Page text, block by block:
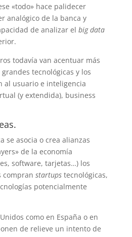
«todo» hace palidecer
analógico de la banca y
de analizar el big data
todavía van acentuar más
tecnológicas y los
al usuario e inteligencia
(y extendida), business
se asocia o crea alianzas
de la economía
software, tarjetas…) los
compran startupstecnológicas,
potencialmente
como en España o en
de relieve un intento de